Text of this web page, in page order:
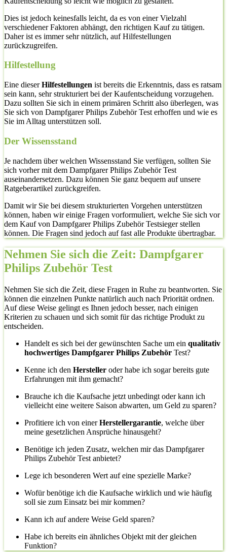
Dies ist jedoch keinesfalls leicht, da es von einer Vielzahl
verschiedener Faktoren abhängt, den richtigen Kauf zu tätigen.
Daher ist es immer sehr nützlich, auf Hilfestellungen
zurückzugreifen.
Hilfestellung
Eine dieserHilfestellungen ist bereits die Erkenntnis, dass es ratsam
sein kann, sehr strukturiert bei der Kaufentscheidung vorzugehen.
Dazu sollten Sie sich in einem primären Schritt also überlegen, was
Sie sich von Dampfgarer Philips Zubehör Test erhoffen und wie es
Sie im Alltag unterstützen soll.
Der Wissensstand
Je nachdem über welchen Wissensstand Sie verfügen, sollten Sie
sich vorher mit dem Dampfgarer Philips Zubehör Test
auseinandersetzen. Dazu können Sie ganz bequem auf unsere
Ratgeberartikel zurückgreifen.
Damit wir Sie bei diesem strukturierten Vorgehen unterstützen
können, haben wir einige Fragen vorformuliert, welche Sie sich vor
dem Kauf von Dampfgarer Philips Zubehör Testsieger stellen
können. Die Fragen sind jedoch auf fast alle Produkte übertragbar.
Nehmen Sie sich die Zeit: Dampfgarer
Philips Zubehör Test
Nehmen Sie sich die Zeit, diese Fragen in Ruhe zu beantworten. Sie
können die einzelnen Punkte natürlich auch nach Priorität ordnen.
Auf diese Weise gelingt es Ihnen jedoch besser, nach einigen
Kriterien zu schauen und sich somit für das richtige Produkt zu
entscheiden.
Handelt es sich bei der gewünschten Sache um ein qualitativ
hochwertiges Dampfgarer Philips Zubehör Test?
Kenne ich den Hersteller oder habe ich sogar bereits gute
Erfahrungen mit ihm gemacht?
Brauche ich die Kaufsache jetzt unbedingt oder kann ich
vielleicht eine weitere Saison abwarten, um Geld zu sparen?
Profitiere ich von einerHerstellergarantie, welche über
meine gesetzlichen Ansprüche hinausgeht?
Benötige ich jeden Zusatz, welchen mir das Dampfgarer
Philips Zubehör Test anbietet?
Lege ich besonderen Wert auf eine spezielle Marke?
Wofür benötige ich die Kaufsache wirklich und wie häufig
soll sie zum Einsatz bei mir kommen?
Kann ich auf andere Weise Geld sparen?
Habe ich bereits ein ähnliches Objekt mit der gleichen
Funktion?